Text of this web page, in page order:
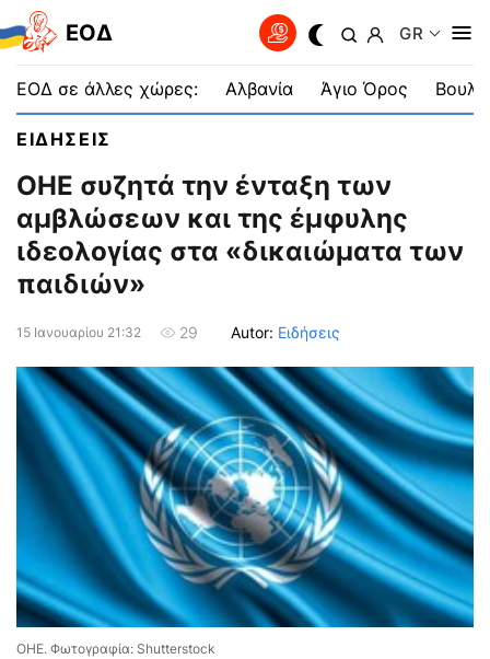
EOΔ GR
ΕΟΔ σε άλλες χώρες: Αλβανία Άγιο Όρος
ΕΙΔΗΣΕΙΣ
ΟΗΕ συζητά την ένταξη των
αμβλώσεων και της έμφυλης
ιδεολογίας στα «δικαιώματα των
παιδιών»
15 Ιανουαρίου 21:32 29 Autor: Ειδήσεις
ΟΗΕ. Φωτογραφία: Shutterstock